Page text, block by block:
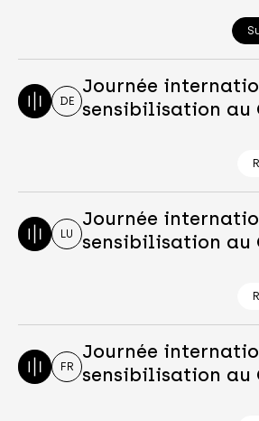
DE
Journée
sensibilisation au
LU
Journée
sensibilisation au
FR
Journée
sensibilisation au